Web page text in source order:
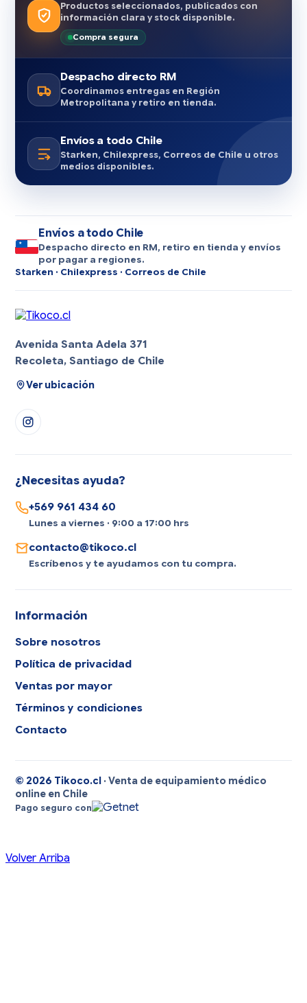
Productos seleccionados, publicados con
información clara y stock disponible.
Compra segura
Despacho directo RM
Coordinamos entregas en Región
Metropolitana y retiro en tienda.
Envíos a todo Chile
Starken, Chilexpress, Correos de Chile u otros
medios disponibles.
Envíos a todo Chile
Despacho directo en RM, retiro en tienda y envíos
por pagar a regiones.
Starken · Chilexpress · Correos de Chile
Avenida Santa Adela 371
Recoleta, Santiago de Chile
Ver ubicación
¿Necesitas ayuda?
+569 961 434 60
Lunes a viernes · 9:00 a 17:00 hrs
contacto@tikoco.cl
Escríbenos y te ayudamos con tu compra.
Información
Sobre nosotros
Política de privacidad
Ventas por mayor
Términos y condiciones
Contacto
© 2026 Tikoco.cl · Venta de equipamiento médico
online en Chile
Pago seguro con
Volver Arriba